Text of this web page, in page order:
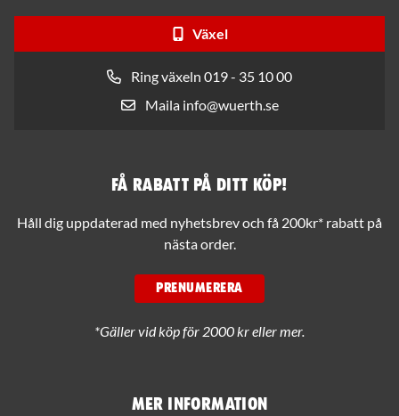
Växel
Ring växeln 019 - 35 10 00
Maila info@wuerth.se
Mer information
Få rabatt på ditt köp!
Håll dig uppdaterad med nyhetsbrev och få 200kr* rabatt på
nästa order.
PRENUMERERA
*Gäller vid köp för 2000 kr eller mer.